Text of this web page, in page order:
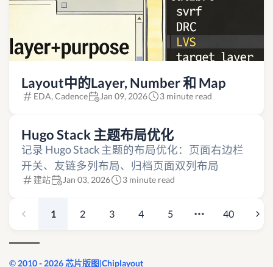
Layout中的Layer, Number 和 Map
EDA, Cadence Jan 09, 2026 3 minute read
Hugo Stack 主题布局优化
记录 Hugo Stack 主题的布局优化：页面右边栏
开关、友链多列布局、归档页面双列布局
建站 Jan 03, 2026 3 minute read
1 2 3 4 5 40
© 2010 - 2026 芯片版图|Chiplayout